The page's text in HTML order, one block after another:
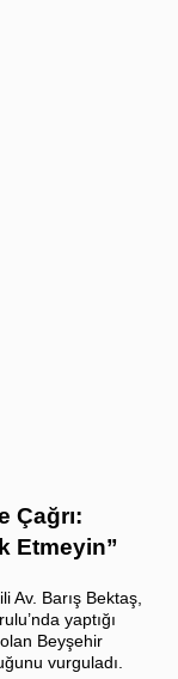
Çağrı:
Etmeyin”
Av. Barış Bektaş,
yaptığı
Beyşehir
vurguladı.